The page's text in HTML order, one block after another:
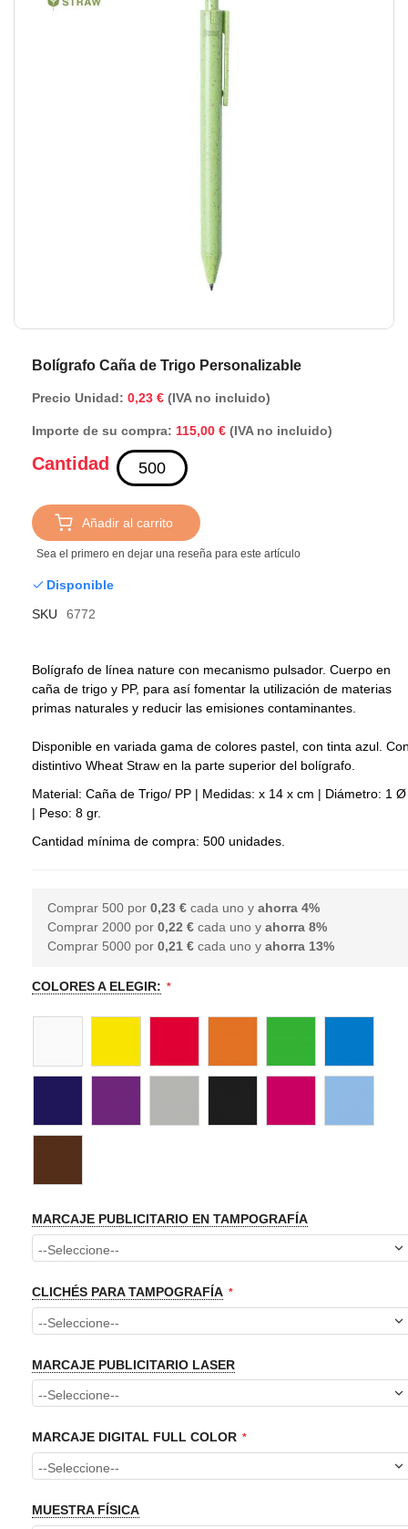
Bolígrafo Caña de Trigo Personalizable
Precio Unidad: 0,23 € (IVA no incluido)
Importe de su compra: 115,00 € (IVA no incluido)
Cantidad
Añadir al carrito
Sea el primero en dejar una reseña para este artículo
Disponible
SKU
6772
Bolígrafo de línea nature con mecanismo pulsador. Cuerpo en
caña de trigo y PP, para así fomentar la utilización de materias
primas naturales y reducir las emisiones contaminantes.
Disponible en variada gama de colores pastel, con tinta azul.
distintivo Wheat Straw en la parte superior del bolígrafo.
Material: Caña de Trigo/ PP | Medidas: x 14 x cm | Diámetro: 1 Ø
| Peso: 8 gr.
Cantidad mínima de compra: 500 unidades.
Comprar 500 por0,23 € cada uno yahorra4%
Comprar 2000 por0,22 € cada uno yahorra8%
Comprar 5000 por0,21 € cada uno yahorra 13%
COLORES A ELEGIR:
MARCAJE PUBLICITARIO EN TAMPOGRAFÍA
CLICHÉS PARA TAMPOGRAFÍA
MARCAJE PUBLICITARIO LASER
MARCAJE DIGITAL FULL COLOR
MUESTRA FÍSICA